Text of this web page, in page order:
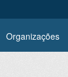
Organizações